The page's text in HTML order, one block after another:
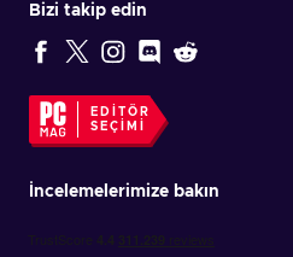
Bizi takip edin
EDITÖR
SEÇIMI
İncelemelerimize bakın